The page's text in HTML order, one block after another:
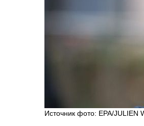
Источник фото: EPA/JULIEN